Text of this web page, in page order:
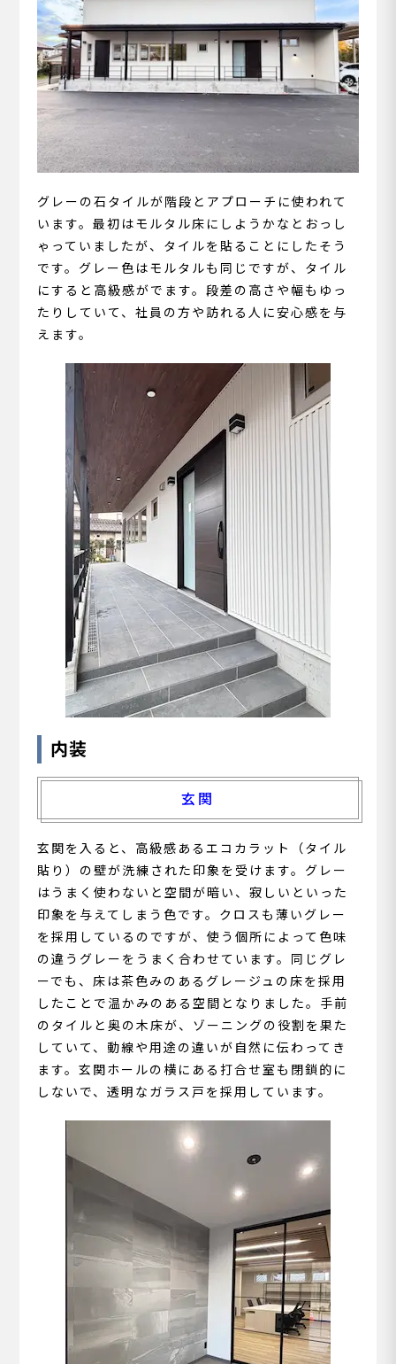
グレーの石タイルが階段とアプローチに使われて
います。最初はモルタル床にしようかなとおっし
ゃっていましたが、タイルを貼ることにしたそう
です。グレー色はモルタルも同じですが、タイル
にすると高級感がでます。段差の高さや幅もゆっ
たりしていて、社員の方や訪れる人に安心感を与
えます。
内装
玄関
玄関を入ると、高級感あるエコカラット（タイル
貼り）の壁が洗練された印象を受けます。グレー
はうまく使わないと空間が暗い、寂しいといった
印象を与えてしまう色です。クロスも薄いグレー
を採用しているのですが、使う個所によって色味
の違うグレーをうまく合わせています。同じグレ
ーでも、床は茶色みのあるグレージュの床を採用
したことで温かみのある空間となりました。手前
のタイルと奥の木床が、ゾーニングの役割を果た
していて、動線や用途の違いが自然に伝わってき
ます。玄関ホールの横にある打合せ室も閉鎖的に
しないで、透明なガラス戸を採用しています。